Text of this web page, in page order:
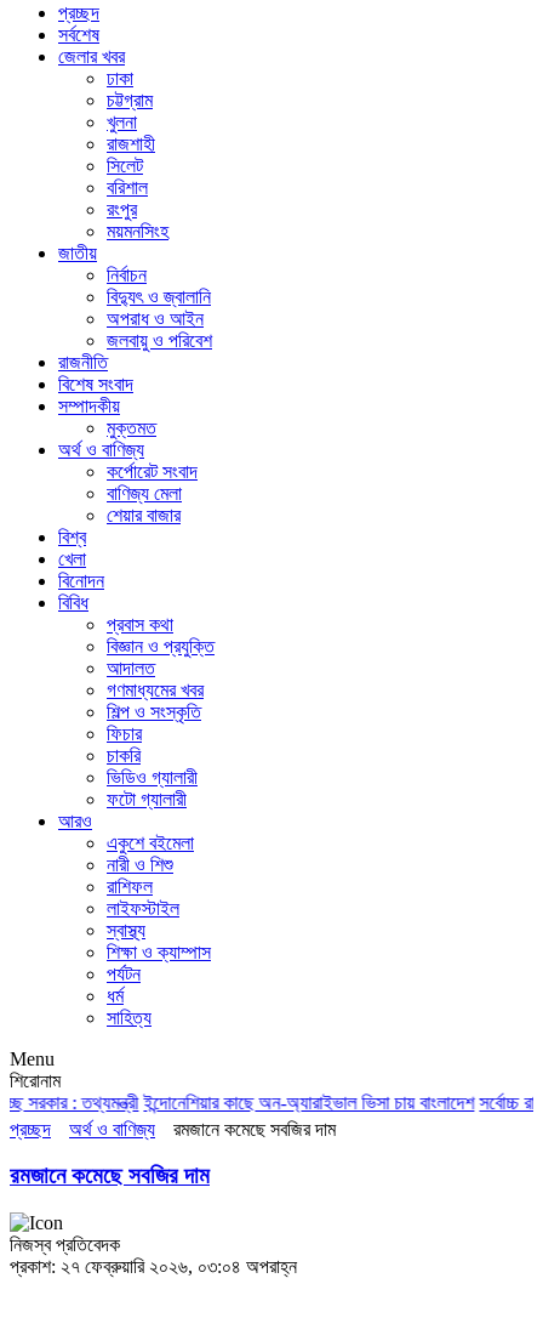
প্রচ্ছদ
সর্বশেষ
জেলার খবর
ঢাকা
চট্টগ্রাম
খুলনা
রাজশাহী
সিলেট
বরিশাল
রংপুর
ময়মনসিংহ
জাতীয়
নির্বাচন
বিদ্যুৎ ও জ্বালানি
অপরাধ ও আইন
জলবায়ু ও পরিবেশ
রাজনীতি
বিশেষ সংবাদ
সম্পাদকীয়
মুক্তমত
অর্থ ও বাণিজ্য
কর্পোরেট সংবাদ
বাণিজ্য মেলা
শেয়ার বাজার
বিশ্ব
খেলা
বিনোদন
বিবিধ
প্রবাস কথা
বিজ্ঞান ও প্রযুক্তি
আদালত
গণমাধ্যমের খবর
শিল্প ও সংস্কৃতি
ফিচার
চাকরি
ভিডিও গ্যালারী
ফটো গ্যালারী
আরও
একুশে বইমেলা
নারী ও শিশু
রাশিফল
লাইফস্টাইল
স্বাস্থ্য
শিক্ষা ও ক্যাম্পাস
পর্যটন
ধর্ম
সাহিত্য
Menu
শিরোনাম
: তথ্যমন্ত্রী ইন্দোনেশিয়ার কাছে অন-অ্যারাইভাল ভিসা চায় বাংলাদেশ সর্বোচ্চ
প্রচ্ছদ
অর্থ ও বাণিজ্য রমজানে কমেছে সবজির দাম
রমজানে কমেছে সবজির দাম
নিজস্ব প্রতিবেদক
প্রকাশ: ২৭ ফেব্রুয়ারি ২০২৬, ০৩:০৪ অপরাহ্ন